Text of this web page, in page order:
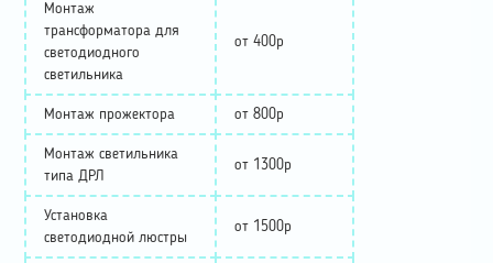
Монтаж
трансформатора для
светодиодного
светильника
от 400р
Монтаж прожектора от 800р
Монтаж светильника
типа ДРЛ
от 1300р
Установка
светодиодной люстры
от 1500р